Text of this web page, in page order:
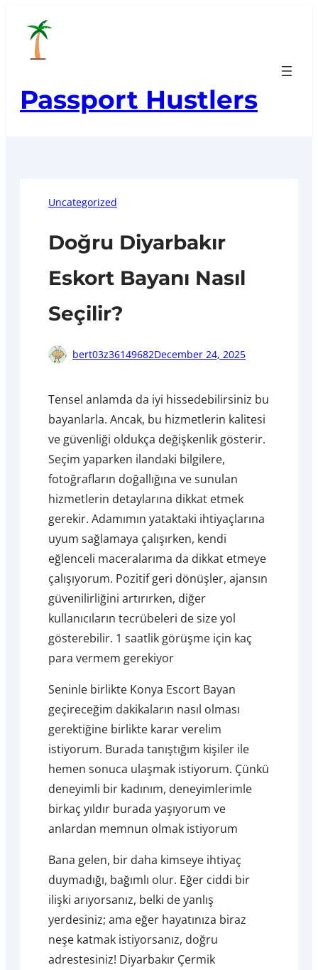
content
Passport Hustlers
Uncategorized
Doğru Diyarbakır
Eskort Bayanı Nasıl
Seçilir?
bert03z36149682December 24, 2025
Tensel anlamda da iyi hissedebilirsiniz bu
bayanlarla. Ancak, bu hizmetlerin kalitesi
ve güvenliği oldukça değişkenlik gösterir.
Seçim yaparken ilandaki bilgilere,
fotoğrafların doğallığına ve sunulan
hizmetlerin detaylarına dikkat etmek
gerekir. Adamımın yataktaki ihtiyaçlarına
uyum sağlamaya çalışırken, kendi
eğlenceli maceralarıma da dikkat etmeye
çalışıyorum. Pozitif geri dönüşler, ajansın
güvenilirliğini artırırken, diğer
kullanıcıların tecrübeleri de size yol
gösterebilir. 1 saatlik görüşme için kaç
para vermem gerekiyor
Seninle birlikte Konya Escort Bayan
geçireceğim dakikaların nasıl olması
gerektiğine birlikte karar verelim
istiyorum. Burada tanıştığım kişiler ile
hemen sonuca ulaşmak istiyorum. Çünkü
deneyimli bir kadınım, deneyimlerimle
birkaç yıldır burada yaşıyorum ve
anlardan memnun olmak istiyorum
Bana gelen, bir daha kimseye ihtiyaç
duymadığı, bağımlı olur. Eğer ciddi bir
ilişki arıyorsanız, belki de yanlış
yerdesiniz; ama eğer hayatınıza biraz
neşe katmak istiyorsanız, doğru
adrestesiniz! Diyarbakır Çermik